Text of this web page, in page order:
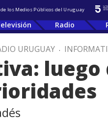
los Medios Públicos del Uruguay
Radio
URUGUAY .